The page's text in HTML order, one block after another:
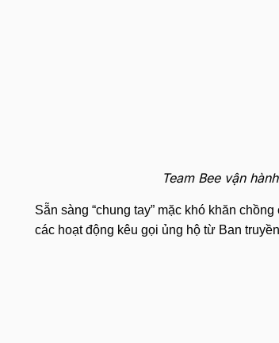
Team Bee vận
Sẵn sàng “chung tay” mặc khó khăn
các hoạt động kêu gọi ủng hộ từ Ban